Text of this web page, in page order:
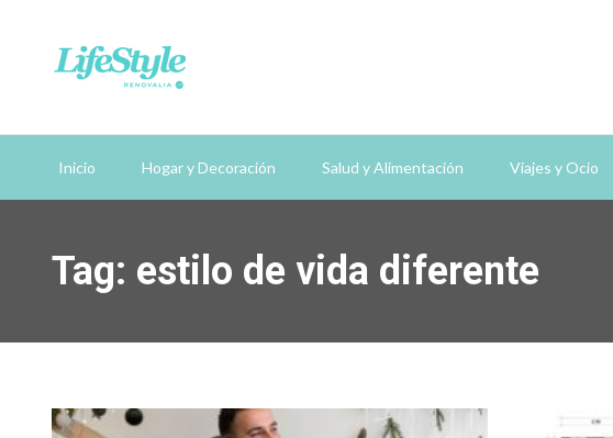
Inicio Hogar y Decoración Salud y Alimentación Viajes y Ocio
Tag: estilo de vida diferente